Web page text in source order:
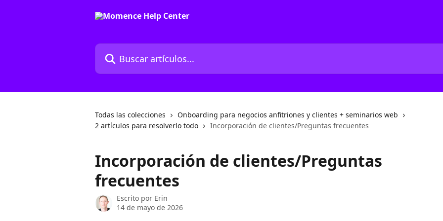
Buscar artículos...
Todas las colecciones
Onboarding para negocios anfitriones y clientes + seminarios web
2 artículos para resolverlo todo
Incorporación de clientes/Preguntas frecuentes
Incorporación de clientes/Preguntas
frecuentes
Escrito por Erin
14 de mayo de 2026